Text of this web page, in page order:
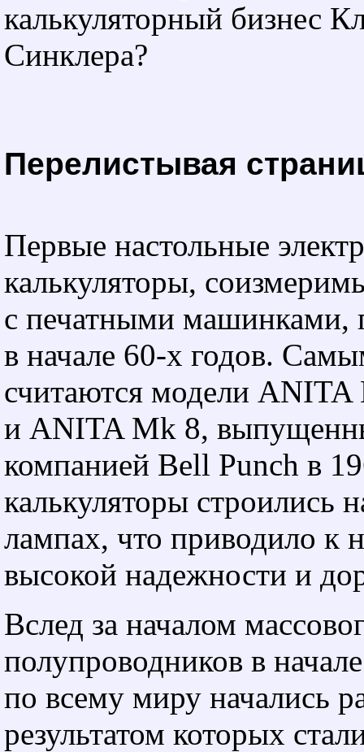
калькуляторный бизнес
Синклера?
Перелистывая
Первые настольные
калькуляторы,
с печатными машинками,
в начале 60-х годов.
считаются модели
и ANITA Mk 8,
компанией Bell Punch в
калькуляторы строились
лампах, что приводило к
высокой надежности и
Вслед за началом
полупроводников в
по всему миру начались
результатом которых